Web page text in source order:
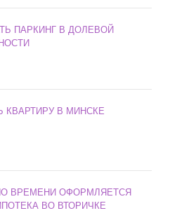
ПАРКИНГ В ДОЛЕВОЙ
КВАРТИРУ В МИНСКЕ
ВРЕМЕНИ ОФОРМЛЯЕТСЯ
ВО ВТОРИЧКЕ